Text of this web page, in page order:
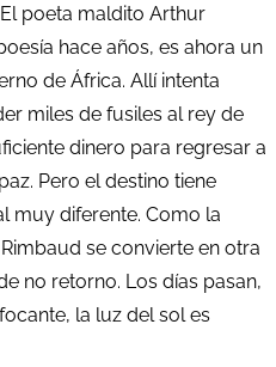
poeta maldito Arthur
hace años, es ahora un
de África. Allí intenta
miles de fusiles al rey de
dinero para regresar a
Pero el destino tiene
muy diferente. Como la
se convierte en otra
no retorno. Los días pasan,
la luz del sol es